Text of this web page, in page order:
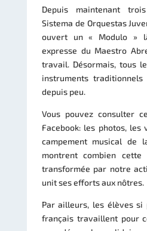
Depuis maintenant
Sistema de Orquestas
ouvert un « Modulo »
expresse du Maestro
travail. Désormais, tous
instruments
depuis peu.
Vous pouvez consulter
Facebook: les photos, les
campement musical de
montrent combien cette
transformée par notre
unit ses efforts aux nôtres.
Par ailleurs, les élèves si
français travaillent pour